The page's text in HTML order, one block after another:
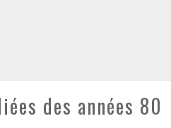
des années 80